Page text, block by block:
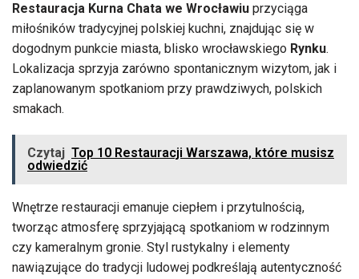
Restauracja Kurna Chata we Wrocławiu przyciąga
miłośników tradycyjnej polskiej kuchni, znajdując się w
dogodnym punkcie miasta, blisko wrocławskiego Rynku.
Lokalizacja sprzyja zarówno spontanicznym wizytom, jak i
zaplanowanym spotkaniom przy prawdziwych, polskich
smakach.
Czytaj Top 10 Restauracji Warszawa, które musisz
odwiedzić
Wnętrze restauracji emanuje ciepłem i przytulnością,
tworząc atmosferę sprzyjającą spotkaniom w rodzinnym
czy kameralnym gronie. Styl rustykalny i elementy
nawiązujące do tradycji ludowej podkreślają autentyczność